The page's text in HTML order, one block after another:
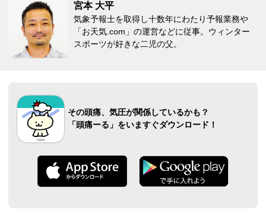
宮本 大平
気象予報士を取得し十数年にわたり予報業務や
「お天気.com」の運営などに従事。ウィンター
スポーツが好きな二児の父。
その頭痛、気圧が関係しているかも？
「頭痛ーる」をいますぐダウンロード！